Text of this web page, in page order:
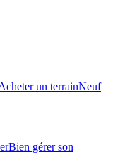
un terrainNeuf
Bien gérer son